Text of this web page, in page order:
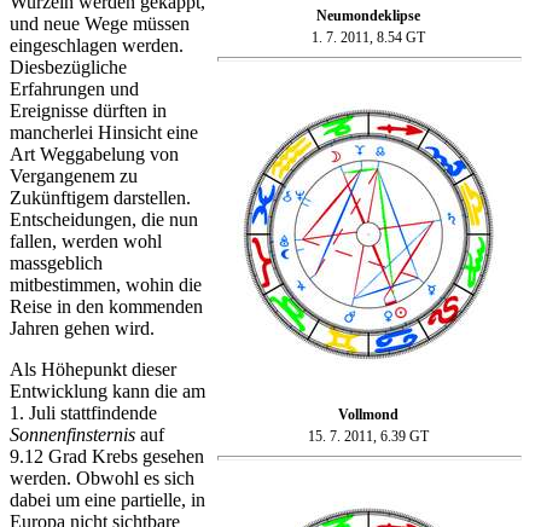
Neumondeklipse
1. 7. 2011, 8.54 GT
Vollmond
15. 7. 2011, 6.39 GT
und neue Wege müssen
eingeschlagen werden.
Diesbezügliche
Erfahrungen und
Ereignisse dürften in
mancherlei Hinsicht eine
Art Weggabelung von
Vergangenem zu
Zukünftigem darstellen.
Entscheidungen, die nun
fallen, werden wohl
massgeblich
mitbestimmen, wohin die
Reise in den kommenden
Jahren gehen wird.
Als Höhepunkt dieser
Entwicklung kann die am
1. Juli stattfindende
Sonnenfinsternis auf
9.12 Grad Krebs gesehen
werden. Obwohl es sich
dabei um eine partielle, in
Europa nicht sichtbare